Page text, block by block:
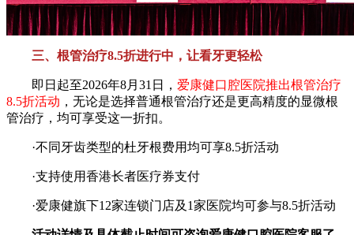
三、根管治疗8.5折进行中，让看牙更轻松
即日起至2026年8月31日， 爱康健口腔医院推出根管治疗
8.5折活动 ，无论是选择普通根管治疗还是更高精度的显微根
管治疗，均可享受这一折扣。
·不同牙齿类型的杜牙根费用均可享8.5折活动
·支持使用香港长者医疗券支付
·爱康健旗下12家连锁门店及1家医院均可参与8.5折活动